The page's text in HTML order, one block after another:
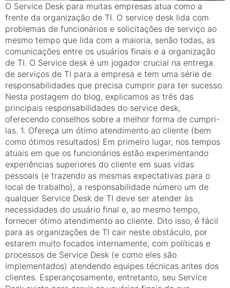
O Service Desk para muitas empresas atua como a
frente da organização de TI. O service desk lida com
problemas de funcionários e solicitações de serviço ao
mesmo tempo que lida com a maioria, senão todas, as
comunicações entre os usuários finais e a organização
de TI. O Service desk é um jogador crucial na entrega
de serviços de TI para a empresa e tem uma série de
responsabilidades que precisa cumprir para ter sucesso.
Nesta postagem do blog, explicamos as três das
principais responsabilidades do service desk,
oferecendo conselhos sobre a melhor forma de cumpri-
las. 1. Ofereça um ótimo atendimento ao cliente (bem
como ótimos resultados) Em primeiro lugar, nos tempos
atuais em que os funcionários estão experimentando
experiências superiores do cliente em suas vidas
pessoais (e trazendo as mesmas expectativas para o
local de trabalho), a responsabilidade número um de
qualquer Service Desk de TI deve ser atender às
necessidades do usuário final e, ao mesmo tempo,
fornecer ótimo atendimento ao cliente. Dito isso, é fácil
para as organizações de TI cair neste obstáculo, por
estarem muito focados internamente, com políticas e
processos de Service Desk (e como eles são
implementados) atendendo equipes técnicas antes dos
clientes. Esperançosamente, entretanto, seu Service